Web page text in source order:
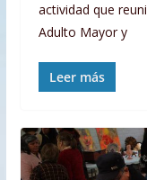
actividad que
Adulto Mayor y
Leer más